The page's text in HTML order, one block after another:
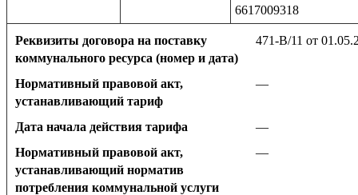
6617009318
Реквизиты договора на поставку
коммунального ресурса (номер и дата)
471-В/11 от
Нормативный правовой акт,
устанавливающий тариф
—
Дата начала действия тарифа
—
Нормативный правовой акт,
устанавливающий норматив
потребления коммунальной услуги
—